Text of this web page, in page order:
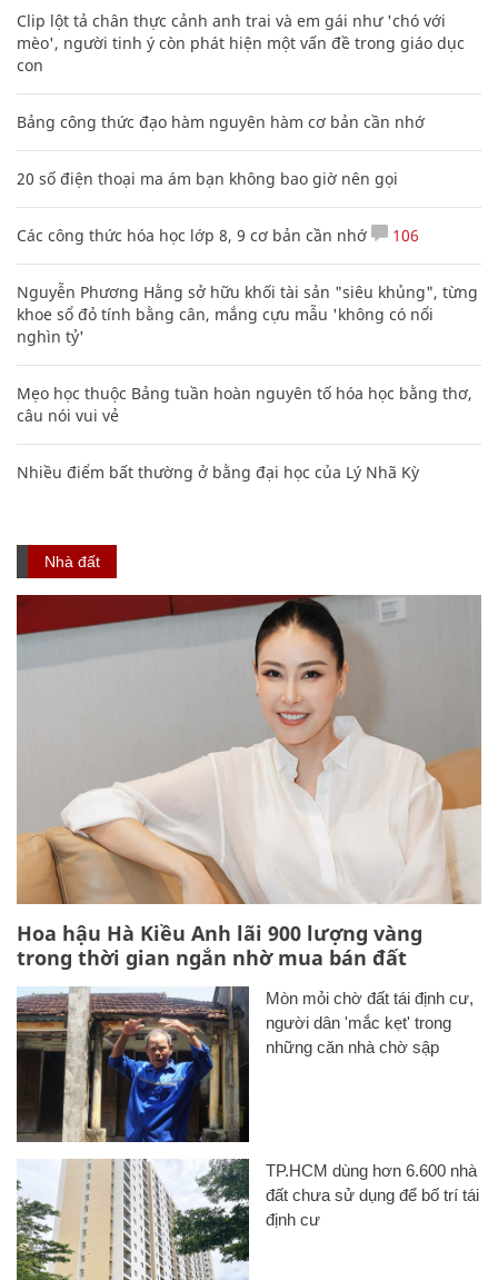
Clip lột tả chân thực cảnh anh trai và em gái như 'chó với
mèo', người tinh ý còn phát hiện một vấn đề trong giáo dục
con
Bảng công thức đạo hàm nguyên hàm cơ bản cần nhớ
20 số điện thoại ma ám bạn không bao giờ nên gọi
Các công thức hóa học lớp 8, 9 cơ bản cần nhớ 106
Nguyễn Phương Hằng sở hữu khối tài sản "siêu khủng", từng
khoe sổ đỏ tính bằng cân, mắng cựu mẫu 'không có nổi
nghìn tỷ'
Mẹo học thuộc Bảng tuần hoàn nguyên tố hóa học bằng thơ,
câu nói vui vẻ
Nhiều điểm bất thường ở bằng đại học của Lý Nhã Kỳ
Nhà đất
Hoa hậu Hà Kiều Anh lãi 900 lượng vàng
trong thời gian ngắn nhờ mua bán đất
Mòn mỏi chờ đất tái định cư,
người dân 'mắc kẹt' trong
những căn nhà chờ sập
TP.HCM dùng hơn 6.600 nhà
đất chưa sử dụng để bố trí tái
định cư